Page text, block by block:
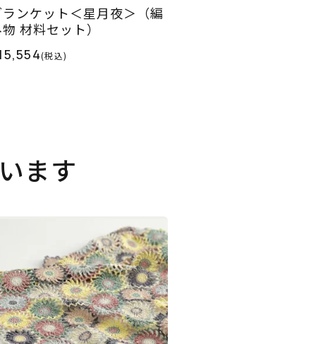
ランケット＜星月夜＞（編
材料セット）
(税込)
ます